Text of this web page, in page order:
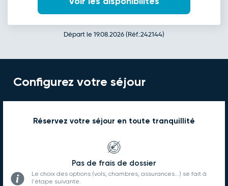
Départ le 19.08.2026 (Réf.:242144)
Configurez votre séjour
Réservez votre séjour en toute tranquillité
Pas de frais de dossier
Le choix des options (vols, chambres, assurances...) se fait à
l'étape suivante.